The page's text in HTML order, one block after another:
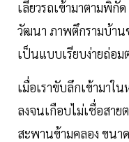
เลี้ยวรถเข้ามาตามพิกั
วัฒนา ภาพตึกรามบ้า
เป็นแบบเรียบง่ายถ่อม
เมื่อเราขับลึกเข้ามาใ
ลงจนเกือบไม่เชื่อสาย
สะพานข้ามคลอง ขนา